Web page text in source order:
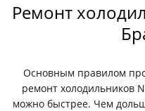
Ремонт
Основным правилом
ремонт холодильников
можно быстрее. Чем